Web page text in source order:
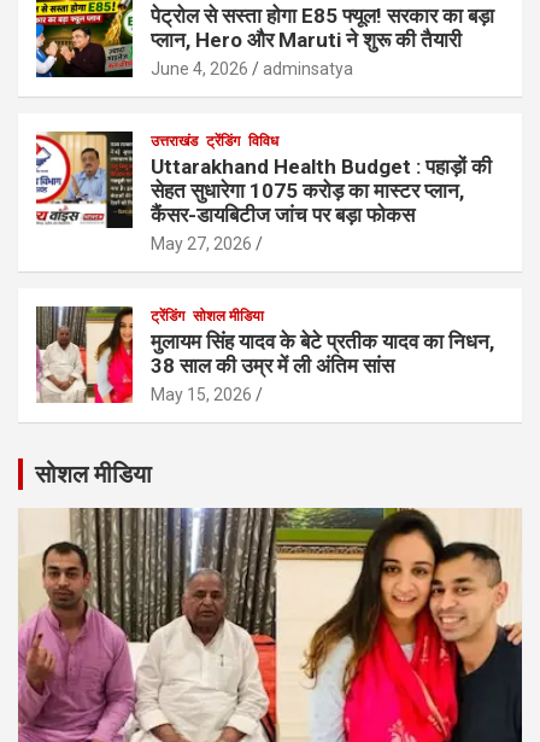
पेट्रोल से सस्ता होगा E85 फ्यूल! सरकार का बड़ा
प्लान, Hero और Maruti ने शुरू की तैयारी
June 4, 2026 adminsatya
उत्तराखंड ट्रेंडिंग विविध
Uttarakhand Health Budget : पहाड़ों की
सेहत सुधारेगा 1075 करोड़ का मास्टर प्लान,
कैंसर-डायबिटीज जांच पर बड़ा फोकस
May 27, 2026
ट्रेंडिंग सोशल मीडिया
मुलायम सिंह यादव के बेटे प्रतीक यादव का निधन,
38 साल की उम्र में ली अंतिम सांस
May 15, 2026
सोशल मीडिया